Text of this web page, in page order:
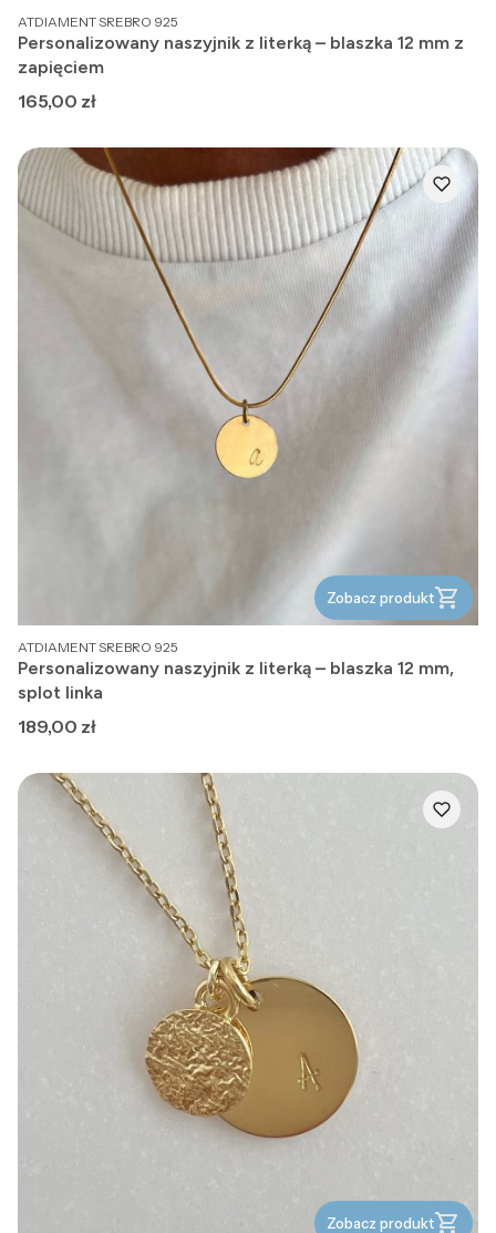
PRODUCENT
ATDIAMENT SREBRO 925
Personalizowany naszyjnik z literką – blaszka 12 mm z
zapięciem
Cena
165,00 zł
Zobacz produkt
PRODUCENT
ATDIAMENT SREBRO 925
Personalizowany naszyjnik z literką – blaszka 12 mm,
splot linka
Cena
189,00 zł
Zobacz produkt